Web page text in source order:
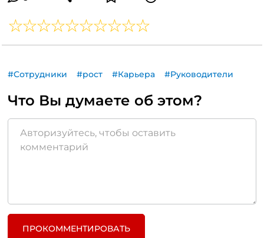
#Сотрудники #рост #Карьера #Руководители
Что Вы думаете об этом?
ПРОКОММЕНТИРОВАТЬ